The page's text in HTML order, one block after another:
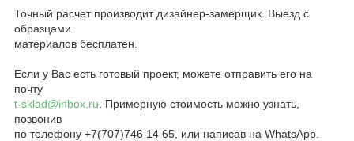
Точный расчет производит дизайнер-замерщик. Выезд с
образцами
материалов бесплатен.
Если у Вас есть готовый проект, можете отправить его на
почту
t-sklad@inbox.ru . Примерную стоимость можно узнать,
позвонив
по телефону +7(707)746 14 65, или написав на WhatsApp.